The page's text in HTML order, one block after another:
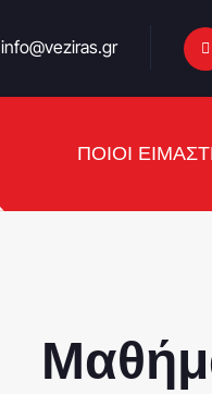
info@veziras.gr
ΠΟΙΟΙ